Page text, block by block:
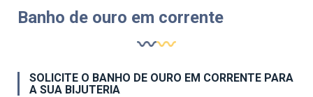
Banho de ouro em corrente
SOLICITE O BANHO DE OURO EM CORRENTE PARA
A SUA BIJUTERIA